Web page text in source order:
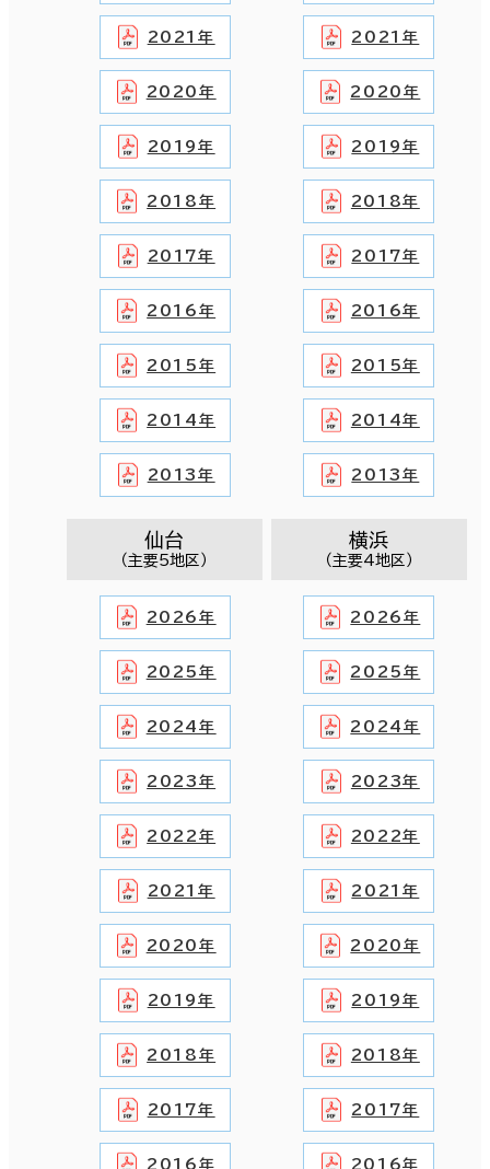
2021年
2020年
2019年
2018年
2017年
2016年
2015年
2014年
2013年
2021年
2020年
2019年
2018年
2017年
2016年
2015年
2014年
2013年
仙台
（主要5地区）
2026年
2025年
2024年
2023年
2022年
2021年
2020年
2019年
2018年
2017年
2016年
横浜
（主要4地区）
2026年
2025年
2024年
2023年
2022年
2021年
2020年
2019年
2018年
2017年
2016年